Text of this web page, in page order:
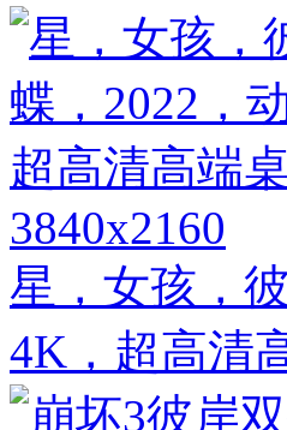
3840x2160
星，女孩，
4K，超高清